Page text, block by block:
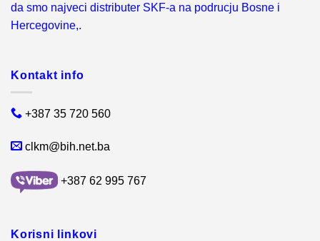
da smo najveci distributer SKF-a na podrucju Bosne i
Hercegovine,.
Kontakt info
+387 35 720 560
clkm@bih.net.ba
+387 62 995 767
Korisni linkovi